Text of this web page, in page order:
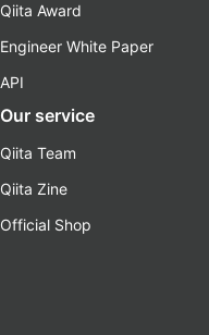
Qiita Award
Engineer White Paper
API
Our service
Qiita Team
Qiita Zine
Official Shop